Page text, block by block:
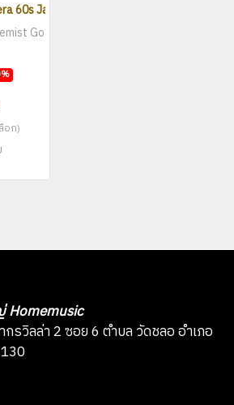
60s Jazz Bass
Go
อก)
Homemusic
รวิลล่า 2 ซอย 6 ตำบล วัดชลอ อำเภอ